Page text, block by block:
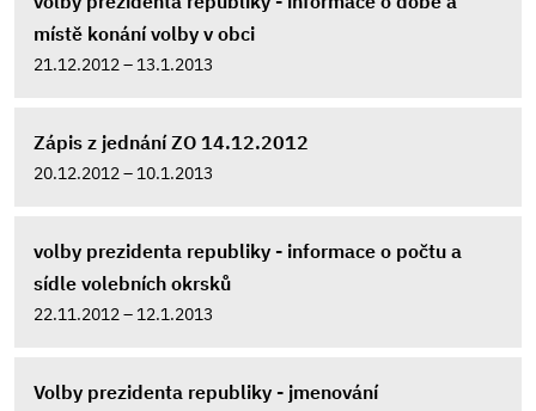
místě konání volby v obci
21.12.2012 – 13.1.2013
Zápis z jednání ZO 14.12.2012
20.12.2012 – 10.1.2013
volby prezidenta republiky - informace o počtu a
sídle volebních okrsků
22.11.2012 – 12.1.2013
Volby prezidenta republiky - jmenování